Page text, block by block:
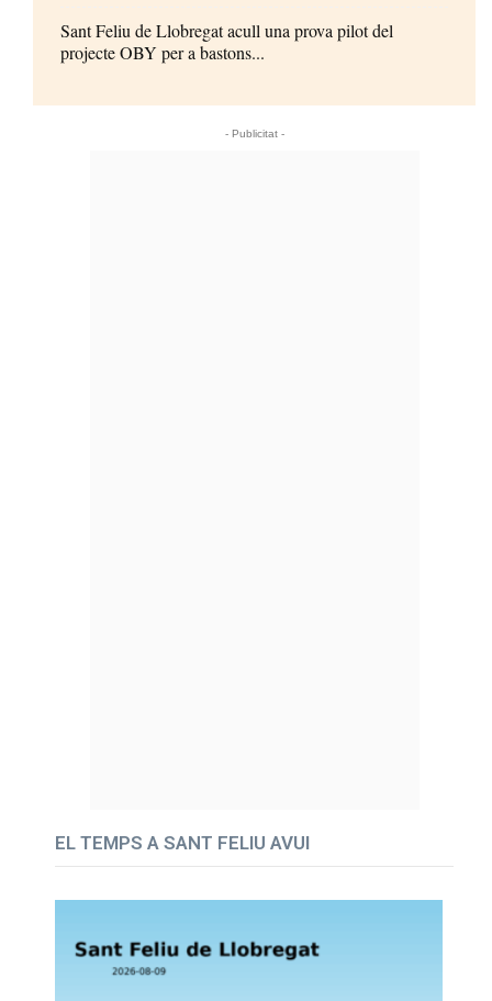
Sant Feliu de Llobregat acull una prova pilot del
projecte OBY per a bastons...
- Publicitat -
EL TEMPS A SANT FELIU AVUI